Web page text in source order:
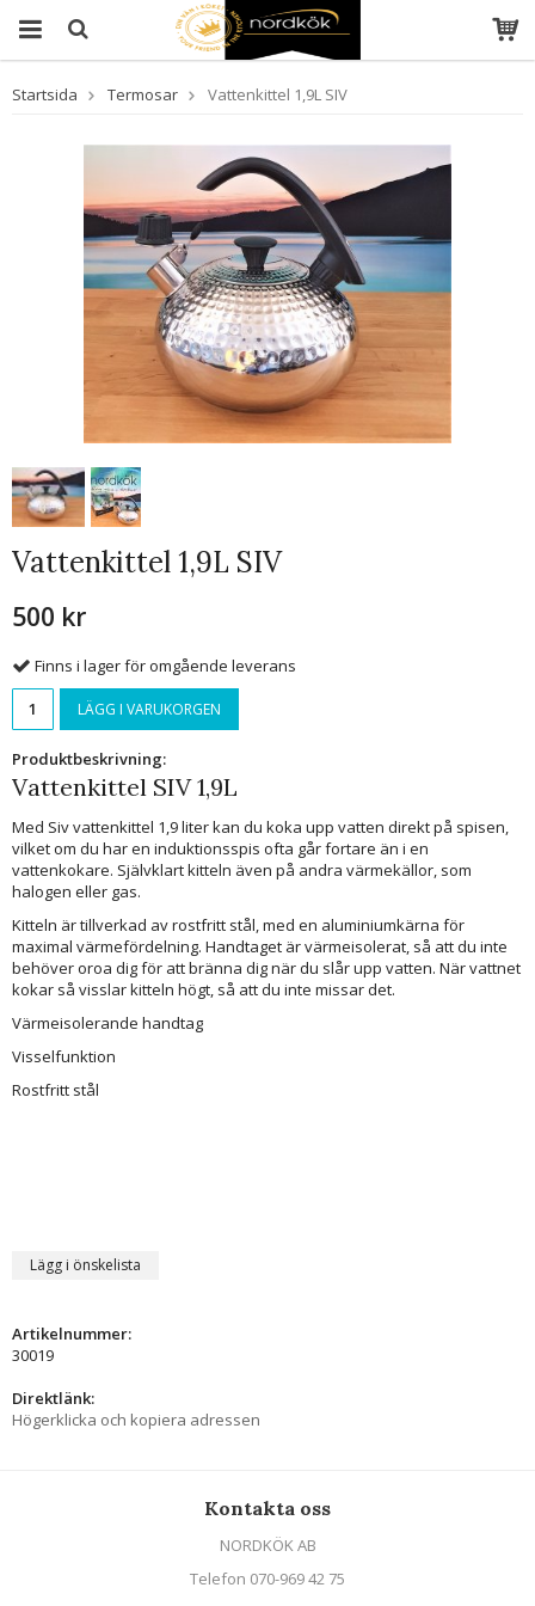
Startsida Termosar Vattenkittel 1,9L SIV
Vattenkittel 1,9L SIV
500 kr
Finns i lager för omgående leverans
LÄGG I VARUKORGEN
Produktbeskrivning:
Vattenkittel SIV 1,9L
Med Siv vattenkittel 1,9 liter kan du koka upp vatten direkt på spisen,
vilket om du har en induktionsspis ofta går fortare än i en
vattenkokare. Självklart kitteln även på andra värmekällor, som
halogen eller gas.
Kitteln är tillverkad av rostfritt stål, med en aluminiumkärna för
maximal värmefördelning. Handtaget är värmeisolerat, så att du inte
behöver oroa dig för att bränna dig när du slår upp vatten. När vattnet
kokar så visslar kitteln högt, så att du inte missar det.
Värmeisolerande handtag
Visselfunktion
Rostfritt stål
Lägg i önskelista
Artikelnummer:
30019
Direktlänk:
Högerklicka och kopiera adressen
Kontakta oss
NORDKÖK AB
Telefon 070-969 42 75